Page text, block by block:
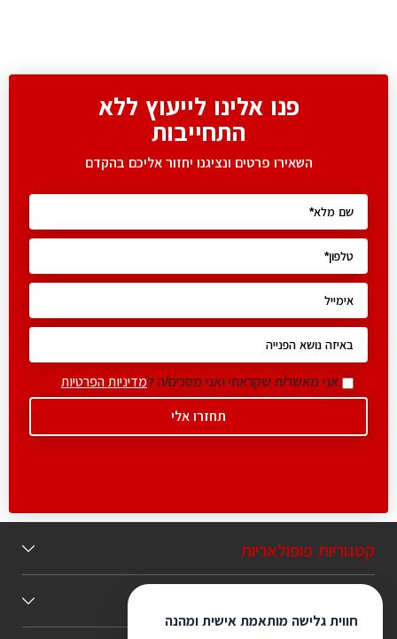
פנו אלינו לייעוץ ללא
התחייבות
השאירו פרטים ונציגנו יחזור אליכם בהקדם
אני מאשר/ת שקראתי ואני מסכים/ה למדיניות הפרטיות
חווית גלישה מותאמת אישית ומהנה
קטגוריות פופולאריות